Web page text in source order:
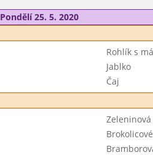
Pondělí 25. 5. 2020
Rohlík s
Jablko
Čaj